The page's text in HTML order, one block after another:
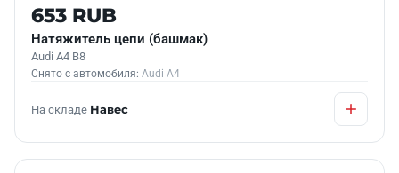
Б/У В НАЛИЧИИ
653 RUB
Натяжитель цепи (башмак)
Audi A4 B8
Снято с автомобиля: Audi A4
На складе Навес